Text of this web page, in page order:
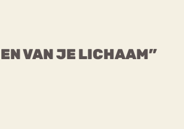
VAN JE LICHAAM”